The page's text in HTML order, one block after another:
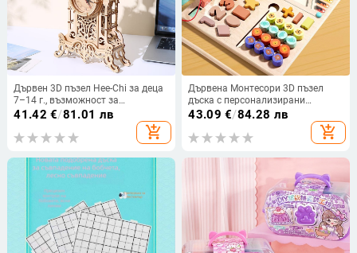
Дървен 3D пъзел Hee-Chi за деца
7–14 г., възможност за
персонализиране
41.42 €/81.01 лв
add_shopping_cart
Дървена Монтесори 3D пъзел
дъска с персонализирани
рисунки, за деца 4–6 г., марка
43.09 €/84.28 лв
add_shopping_cart